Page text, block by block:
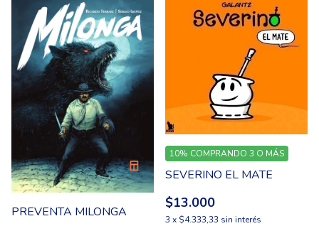
PREVENTA MILONGA
SEVERINO EL MATE
$13.000
3 x $4.333,33 sin interés
10% COMPRANDO 3 O MÁS